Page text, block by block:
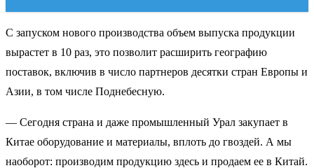
С запуском нового производства объем выпуска продукции
вырастет в 10 раз, это позволит расширить географию
поставок, включив в число партнеров десятки стран Европы и
Азии, в том числе Поднебесную.
— Сегодня страна и даже промышленный Урал закупает в
Китае оборудование и материалы, вплоть до гвоздей. А мы
наоборот: производим продукцию здесь и продаем ее в Китай.